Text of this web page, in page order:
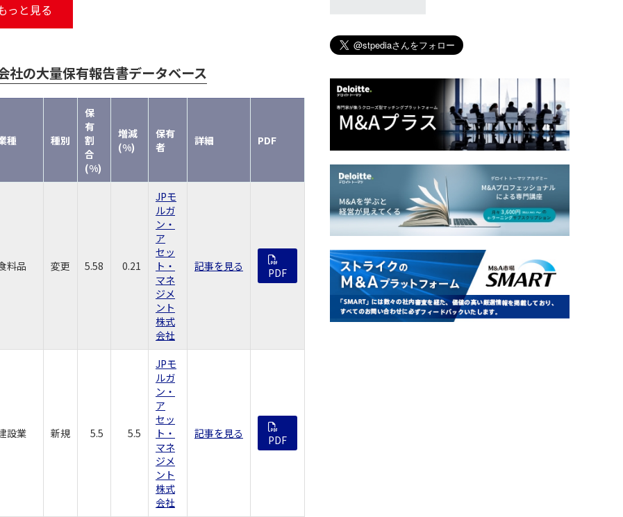
っと見る
社の大量保有報告書データベース
種 種別
保
有
割
合
(%)
増減
(%)
保有
者
詳細 PDF
料品 変更 5.58 0.21
JPモ
ルガ
ン・
ア
セッ
ト・
マネ
ジメ
ント
株式
会社
記事を見る PDF
設業 新規 5.5 5.5
JPモ
ルガ
ン・
ア
セッ
ト・
マネ
ジメ
ント
株式
会社
記事を見る PDF